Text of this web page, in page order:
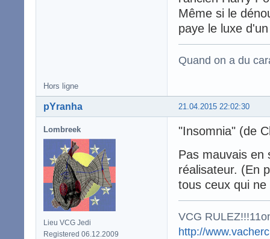
Même si le
paye le luxe
Quand on a du
Hors ligne
21.04.2015 22:02:30
pYranha
Lombreek
Lieu VCG Jedi
Registered 06.12.2009
"Insomnia" (de
Pas mauvais en
réalisateur. (En
tous ceux qui
VCG
http://